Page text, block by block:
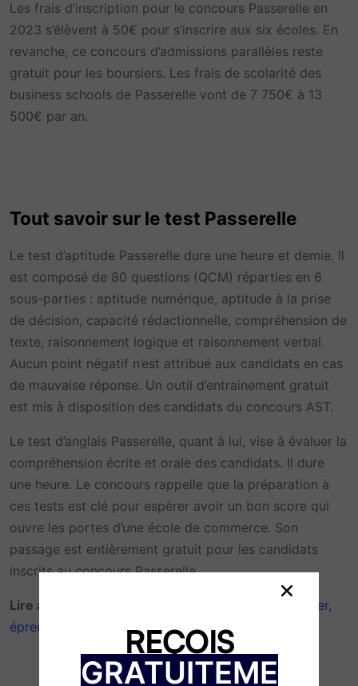
Les frais d’inscription pour le concours Passerelle en
2023 s’élèvent à 50€ pour s’inscrire aux six écoles. En
revanche, ce concours d’admissions parallèles reste
gratuit pour les boursiers. Les frais de scolarité des
business schools de Passerelle vont de 7 750€ à 13
500€ par an.
Tout savoir sur le test Passerelle
Le test d’aptitude Passerelle dure une heure et demie. Il
est composé de 80 questions (QCM) réparties en 6
sous-parties : aptitude numérique, aptitude à la prise
de décision, capacité rédactionnelle, compréhension de
texte, raisonnement logique et raisonnement verbal.
Aucun point négatif n’est attribué aux candidats en cas
de mauvaise réponse. Un outil d’entrainement gratuit
est mis à disposition des candidats du concours AST.
Le test d’anglais Passerelle, quant à lui, vise à évaluer la
compréhension écrite et orale des candidats. Il dure
une heure. Le concours rappelle que la préparation à
ces tests est clé pour espérer avoir un bon score qui
ouvre les portes d’une école de commerce. Son
passage est entièrement gratuit pour les candidats
inscrits au concours Passerelle.
Lire aussi :
Concours Passerelle 1 (2023) : calendrier,
épreuves, dossier, écolesREÇOIS
GRATUITEME